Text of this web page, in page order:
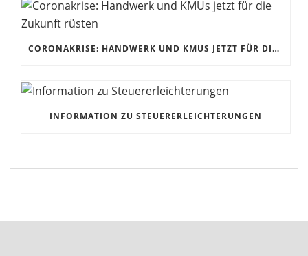
CORONAKRISE: HANDWERK UND KMUS JETZT FÜR DIE ZUKUNFT RÜSTEN
INFORMATION ZU STEUERERLEICHTERUNGEN